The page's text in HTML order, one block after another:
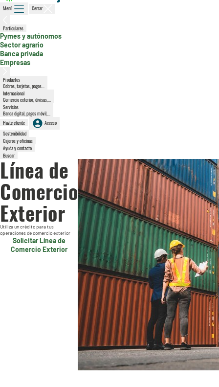
Menú Cerrar
Particulares
Pymes y autónomos, sección activa
Sector agrario
Banca privada
Empresas
Productos
Cobros, tarjetas, pagos...
Internacional
Comercio exterior, divisas,...
Servicios
Banca digital, pagos móvil,...
Hazte cliente
Acceso
Sostenibilidad
Cajeros y oficinas
Ayuda y contacto
Buscar
Línea de
Comercio
Exterior
Utiliza un crédito para tus
operaciones de comercio exterior
Solicitar Línea de
Comercio Exterior